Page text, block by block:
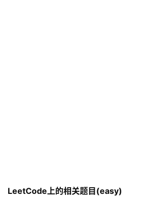
LeetCode上的相关题目(easy)